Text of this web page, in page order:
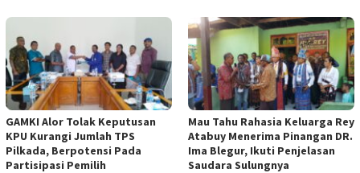
GAMKI Alor Tolak Keputusan
KPU Kurangi Jumlah TPS
Pilkada, Berpotensi Pada
Partisipasi Pemilih
Mau Tahu Rahasia Keluarga Rey
Atabuy Menerima Pinangan DR.
Ima Blegur, Ikuti Penjelasan
Saudara Sulungnya